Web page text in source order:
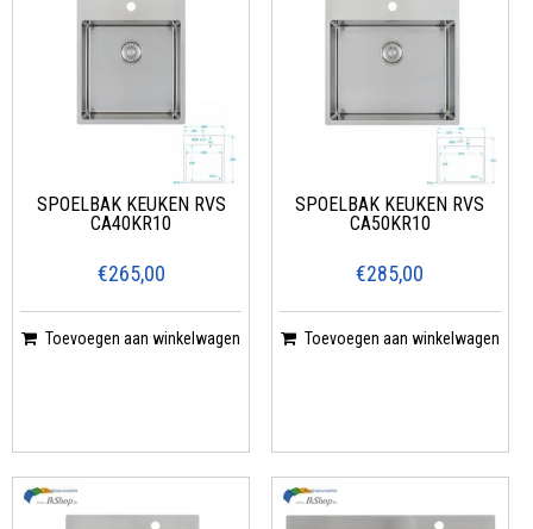
SPOELBAK KEUKEN RVS
CA40KR10
€265,00
Toevoegen aan winkelwagen
SPOELBAK KEUKEN RVS
CA50KR10
€285,00
Toevoegen aan winkelwagen